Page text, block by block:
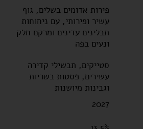
פירות אדומים בשלים, גוף
עשיר ופירותי, עם ניחוחות
תבלינים עדינים ומרקם חלק
ונעים בפה
סטייקים, תבשילי קדירה
עשירים, פסטות בשריות
וגבינות מיושנות
2027